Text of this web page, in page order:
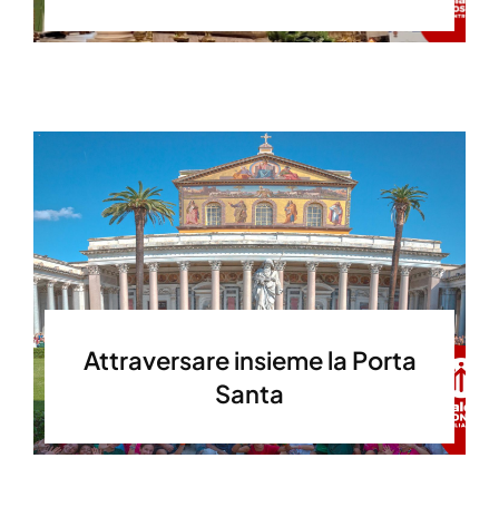
Attraversare insieme la Porta
Santa